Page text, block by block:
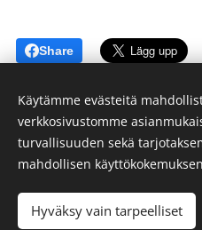
Share
Suomi
Käytämme evästeitä
verkkosivustomme
turvallisuuden sekä
mahdollisen
Hyväksy vain tarpeelliset